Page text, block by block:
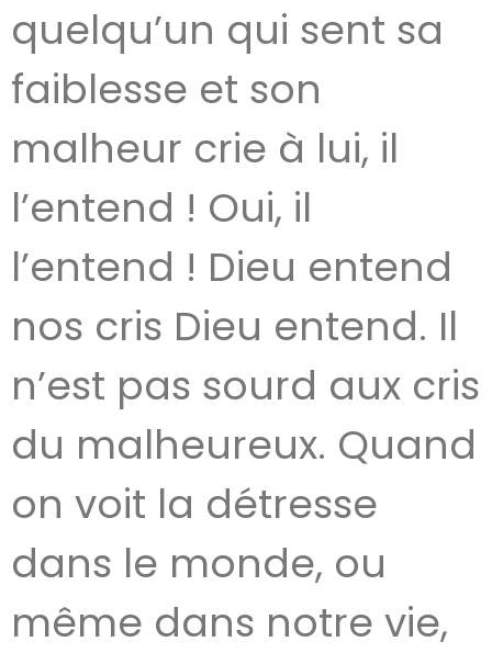
quelqu’un qui sent sa
faiblesse et son
malheur crie à lui, il
l’entend ! Oui, il
l’entend ! Dieu entend
nos cris Dieu entend. Il
n’est pas sourd aux cris
du malheureux. Quand
on voit la détresse
dans le monde, ou
même dans notre vie,